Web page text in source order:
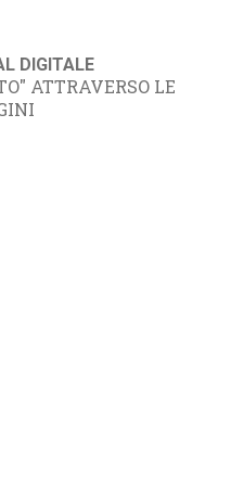
DIGITALE
ATTRAVERSO LE